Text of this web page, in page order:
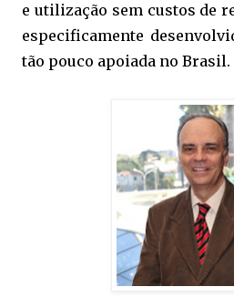
e utilização sem custos de
especificamente
tão pouco apoiada no Brasil.